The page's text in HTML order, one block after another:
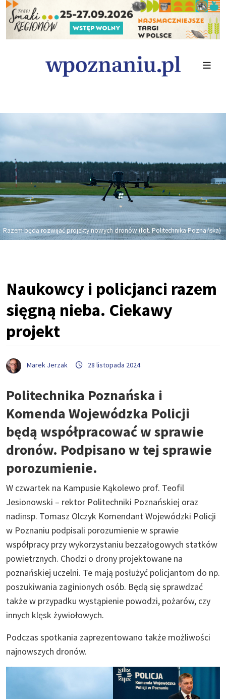
Razem będą rozwijać projekty nowych dronów (fot. Politechnika Poznańska)
Naukowcy i policjanci razem
sięgną nieba. Ciekawy
projekt
Marek Jerzak 28 listopada 2024
Politechnika Poznańska i
Komenda Wojewódzka Policji
będą współpracować w sprawie
dronów. Podpisano w tej sprawie
porozumienie.
W czwartek na Kampusie Kąkolewo prof. Teofil
Jesionowski – rektor Politechniki Poznańskiej oraz
nadinsp. Tomasz Olczyk Komendant Wojewódzki Policji
w Poznaniu podpisali porozumienie w sprawie
współpracy przy wykorzystaniu bezzałogowych statków
powietrznych. Chodzi o drony projektowane na
poznańskiej uczelni. Te mają posłużyć policjantom do np.
poszukiwania zaginionych osób. Będą się sprawdzać
także w przypadku wystąpienie powodzi, pożarów, czy
innych klęsk żywiołowych.
Podczas spotkania zaprezentowano także możliwości
najnowszych dronów.